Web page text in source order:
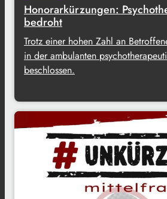
Honorarkürzungen:
bedroht
Trotz einer hohen Zahl an
in der ambulanten
beschlossen.